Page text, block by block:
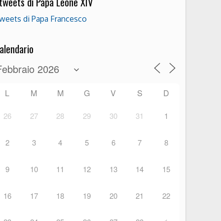
di Papa Francesco
L M M G V S D
26 27 28 29 30 31 1
2 3 4 5 6 7 8
9 10 11 12 13 14 15
16 17 18 19 20 21 22